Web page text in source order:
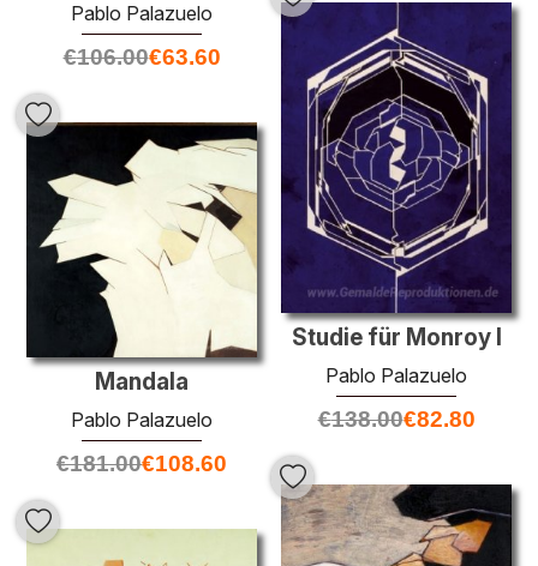
Pablo Palazuelo
€106.00€63.60
Studie für Monroy I
Pablo Palazuelo
€138.00€82.80
Mandala
Pablo Palazuelo
€181.00€108.60